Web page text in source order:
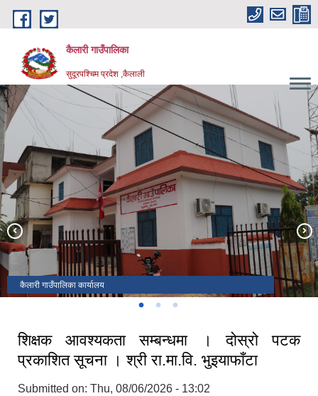
Skip to main content
कैलारी गाउँपालिका
सुदूरपश्चिम प्रदेश ,कैलाली
कैलारी गाउँपालिका कार्यालय
कैलारी गाउँपालिका -१, मंझरामा रहेको बनदेवी मन्दिर
कैलारी गाउँपालिका -९ मा अवस्थित कोइलही ताल
शिक्षक आवश्यकता सम्बन्धमा । दोस्रो पटक
प्रकाशित सूचना । श्री रा.मा.वि. भुइयाफाँटा
Submitted on: Thu, 08/06/2026 - 13:02